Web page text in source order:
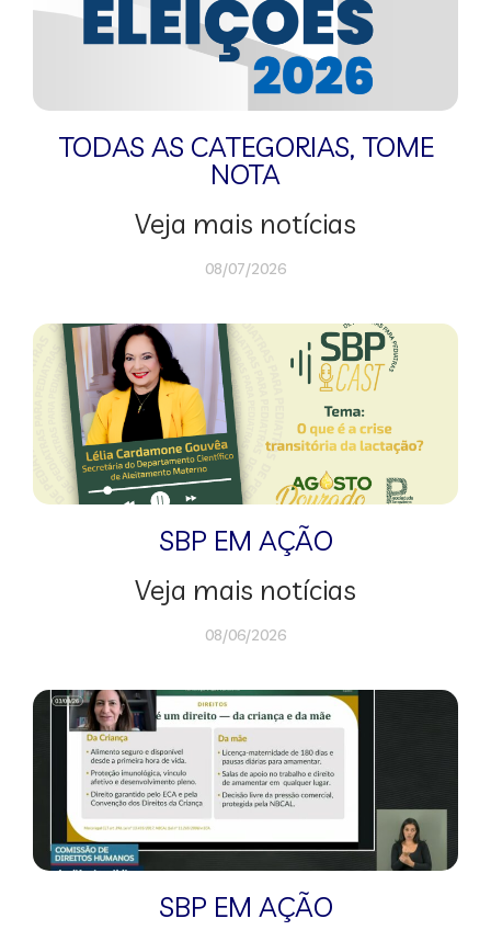
TODAS AS CATEGORIAS, TOME
NOTA
Veja mais notícias
08/07/2026
SBP EM AÇÃO
Veja mais notícias
08/06/2026
SBP EM AÇÃO